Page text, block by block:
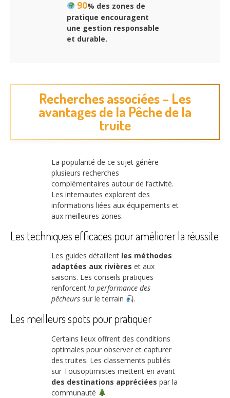
90% des zones de
pratique encouragent
une gestion responsable
et durable.
Recherches associées – Les
avantages de la Pêche de la
truite
La popularité de ce sujet génère
plusieurs recherches
complémentaires autour de l’activité.
Les internautes explorent des
informations liées aux équipements et
aux meilleures zones.
Les techniques efficaces pour améliorer la réussite
Les guides détaillent les méthodes
adaptées aux rivières et aux
saisons. Les conseils pratiques
renforcent la performance des
pêcheurs sur le terrain .
Les meilleurs spots pour pratiquer
Certains lieux offrent des conditions
optimales pour observer et capturer
des truites. Les classements publiés
sur Tousoptimistes mettent en avant
des destinations appréciées par la
communauté
.